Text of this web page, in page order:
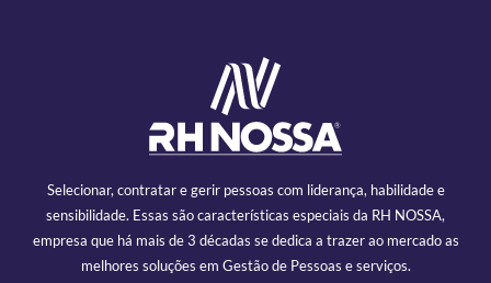
Selecionar, contratar e gerir pessoas com liderança, habilidade e
sensibilidade. Essas são características especiais da RH NOSSA,
empresa que há mais de 3 décadas se dedica a trazer ao mercado as
melhores soluções em Gestão de Pessoas e serviços.